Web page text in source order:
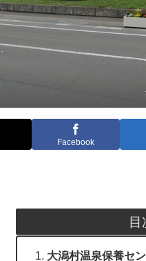
Facebook
目
大潟村温泉保養セ